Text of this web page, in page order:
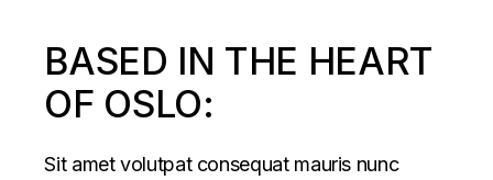
BASED IN THE HEART
OF OSLO:
Sit amet volutpat consequat mauris nunc